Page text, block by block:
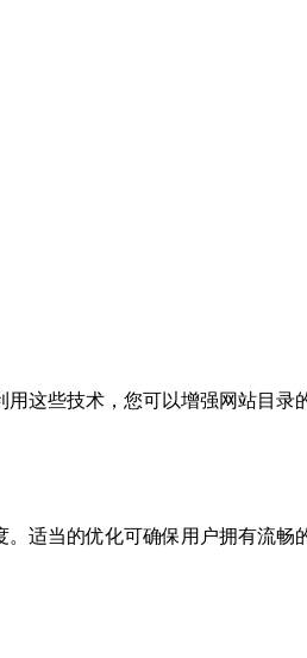
这些技术，您可以增强网站目录
适当的优化可确保用户拥有流畅